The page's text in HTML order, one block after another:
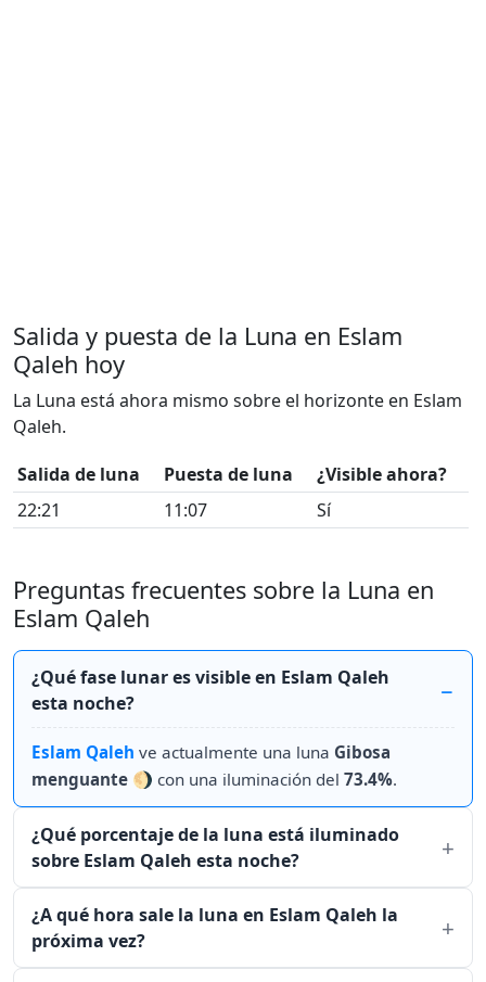
Salida y puesta de la Luna en Eslam
Qaleh hoy
La Luna está ahora mismo sobre el horizonte en Eslam
Qaleh.
Salida de luna
Puesta de luna
¿Visible ahora?
22:21
11:07 Sí
Preguntas frecuentes sobre la Luna en
Eslam Qaleh
¿Qué fase lunar es visible en Eslam Qaleh
esta noche?
Eslam Qaleh ve actualmente una luna Gibosa
menguante 🌖 con una iluminación del 73.4%.
¿Qué porcentaje de la luna está iluminado
sobre Eslam Qaleh esta noche?
¿A qué hora sale la luna en Eslam Qaleh la
próxima vez?